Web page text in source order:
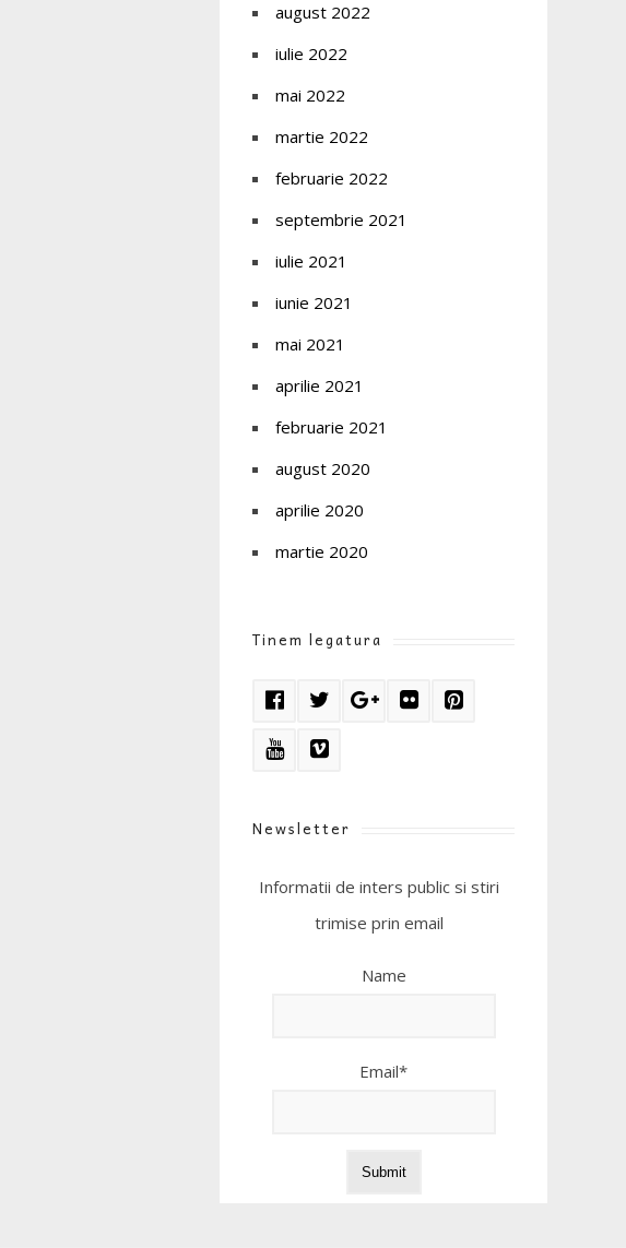
august 2022
iulie 2022
mai 2022
martie 2022
februarie 2022
septembrie 2021
iulie 2021
iunie 2021
mai 2021
aprilie 2021
februarie 2021
august 2020
aprilie 2020
martie 2020
Tinem legatura
Newsletter
Informatii de inters public si stiri
trimise prin email
Name
Email*